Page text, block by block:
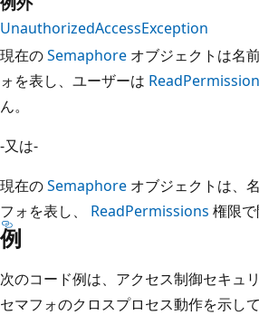
UnauthorizedAccessException
現在のSemaphore オブジェクトは名
ォを表し、ユーザーは
ん。
-又は-
現在のSemaphore オブジェクトは、
フォを表し、 ReadPermissions 権限で
例
次のコード例は、アクセス制御セキュ
セマフォのクロスプロセス動作を示し